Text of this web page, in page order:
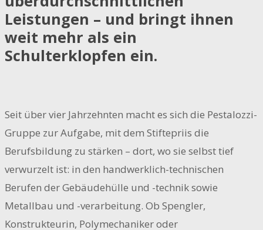
Leistungen – und bringt ihnen
weit mehr als ein
Schulterklopfen ein.
Seit über vier Jahrzehnten macht es sich die Pestalozzi-
Gruppe zur Aufgabe, mit dem Stiftepriis die
Berufsbildung zu stärken – dort, wo sie selbst tief
verwurzelt ist: in den handwerklich-technischen
Berufen der Gebäudehülle und -technik sowie
Metallbau und -verarbeitung. Ob Spengler,
Konstrukteurin, Polymechaniker oder